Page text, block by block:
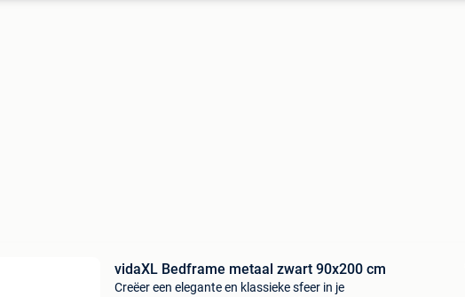
vidaXL Bedframe metaal zwart 90x200 cm
Creëer een elegante en klassieke sfeer in je